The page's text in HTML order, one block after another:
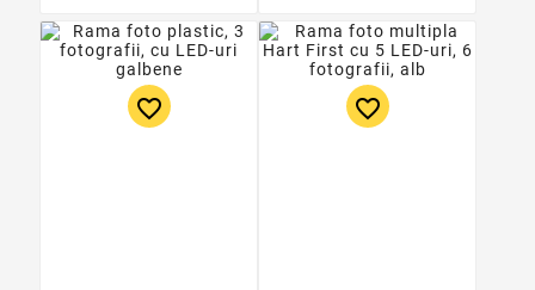
favorite_border favorite_border